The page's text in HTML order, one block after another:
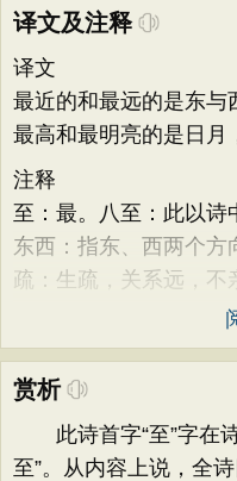
译文及注释
译文
最近的和最远的是东与
最高和最明亮的是日月
注释
至：最。八至：此以诗
东西：指东、西两个方
疏：生疏，关系远，不
赏析
此诗首字“至”字在诗
至”。从内容上说，全